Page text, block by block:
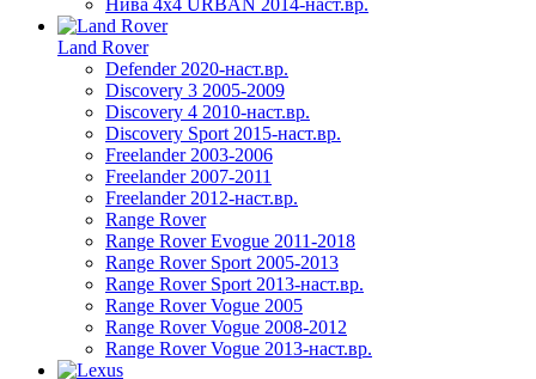
Land Rover
Defender 2020-наст.вр.
Discovery 3 2005-2009
Discovery 4 2010-наст.вр.
Discovery Sport 2015-наст.вр.
Freelander 2003-2006
Freelander 2007-2011
Freelander 2012-наст.вр.
Range Rover
Range Rover Evogue 2011-2018
Range Rover Sport 2005-2013
Range Rover Sport 2013-наст.вр.
Range Rover Vogue 2005
Range Rover Vogue 2008-2012
Range Rover Vogue 2013-наст.вр.